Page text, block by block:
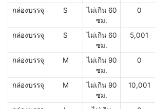
กล่องบรรจุ S
ไม่เกิน 60
ซม.
0
กล่องบรรจุ S
ไม่เกิน 60
ซม.
5,001
กล่องบรรจุ M
ไม่เกิน 90
ซม.
0
กล่องบรรจุ M
ไม่เกิน 90
ซม.
10,001